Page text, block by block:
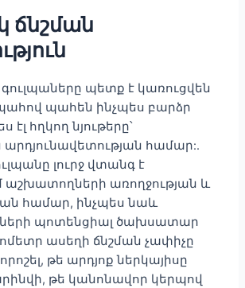
ճնշման
պետք է կառուցվեն
պահեն ինչպես բարձր
էլ հղկող նյութերը՝
արդյունավետության համար:.
լուրջ վտանգ է
աշխատողների առողջության և
համար, ինչպես նաև
պոտենցիալ ծախսատար
ասեղի ճնշման չափիչը
թե արդյոք ներկայիսը
թե կանոնավոր կերպով